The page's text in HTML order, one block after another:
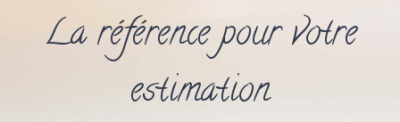
La référence pour votre
estimation